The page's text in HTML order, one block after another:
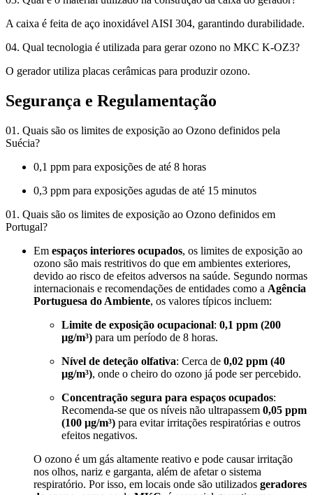
A caixa é feita de aço inoxidável AISI 304, garantindo durabilidade. ​
04. Qual tecnologia é utilizada para gerar ozono no MKC K-OZ3?
O gerador utiliza placas cerâmicas para produzir ozono.
Segurança e Regulamentação
01. Quais são os limites de exposição ao Ozono definidos pela
Suécia?
0,1 ppm para exposições de até 8 horas
0,3 ppm para exposições agudas de até 15 minutos
01. Quais são os limites de exposição ao Ozono definidos em
Portugal?
Em espaços interiores ocupados, os limites de exposição ao
ozono são mais restritivos do que em ambientes exteriores,
devido ao risco de efeitos adversos na saúde. Segundo normas
internacionais e recomendações de entidades como a Agência
Portuguesa do Ambiente, os valores típicos incluem:
Limite de exposição ocupacional: 0,1 ppm (200
µg/m³) para um período de 8 horas.
Nível de deteção olfativa: Cerca de 0,02 ppm (40
µg/m³), onde o cheiro do ozono já pode ser percebido.
Concentração segura para espaços ocupados:
Recomenda-se que os níveis não ultrapassem 0,05 ppm
(100 µg/m³) para evitar irritações respiratórias e outros
efeitos negativos.
O ozono é um gás altamente reativo e pode causar irritação
nos olhos, nariz e garganta, além de afetar o sistema
respiratório. Por isso, em locais onde são utilizados geradores